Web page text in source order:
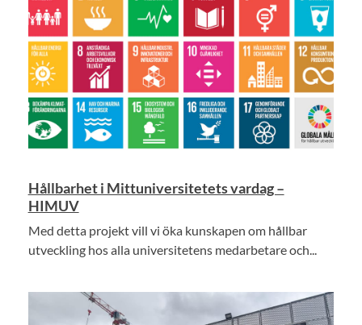
Hållbarhet i Mittuniversitetets vardag –
HIMUV
Med detta projekt vill vi öka kunskapen om hållbar
utveckling hos alla universitetens medarbetare och...